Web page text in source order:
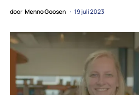
door Menno Goosen 19 juli 2023